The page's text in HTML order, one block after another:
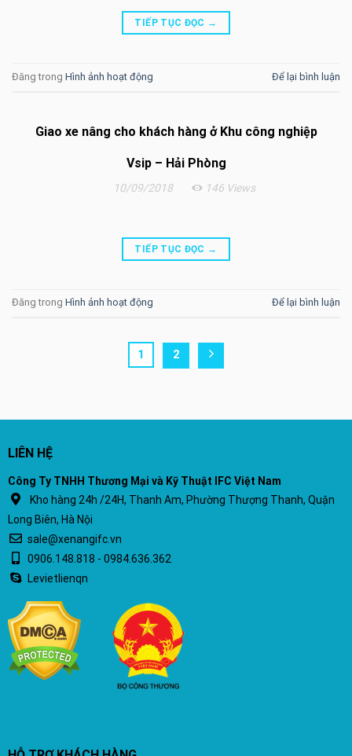
TIẾP TỤC ĐỌC →
Đăng trong Hình ảnh hoạt động Để lại bình luận
10/09/2018 146 Views
Giao xe nâng cho khách hàng ở Khu công nghiệp
Vsip – Hải Phòng
TIẾP TỤC ĐỌC →
Đăng trong Hình ảnh hoạt động Để lại bình luận
1 2
LIÊN HỆ
Công Ty TNHH Thương Mại và Kỹ Thuật IFC Việt Nam
Kho hàng 24h /24H, Thanh Am, Phường Thượng Thanh, Quận
Long Biên, Hà Nội
sale@xenangifc.vn
0906.148.818 - 0984.636.362
Levietlienqn